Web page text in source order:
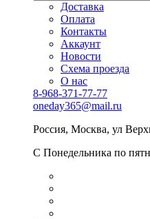
Доставка
Оплата
Контакты
Аккаунт
Новости
Схема проезда
О нас
8-968-371-77-77
oneday365@mail.ru
Россия, Москва, ул
С Понедельника по